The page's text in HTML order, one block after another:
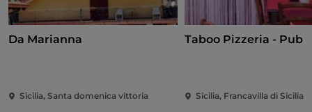
Da Marianna
Sicilia, Santa domenica vittoria
Taboo Pizzeria - Pub
Sicilia, Francavilla di Sicilia